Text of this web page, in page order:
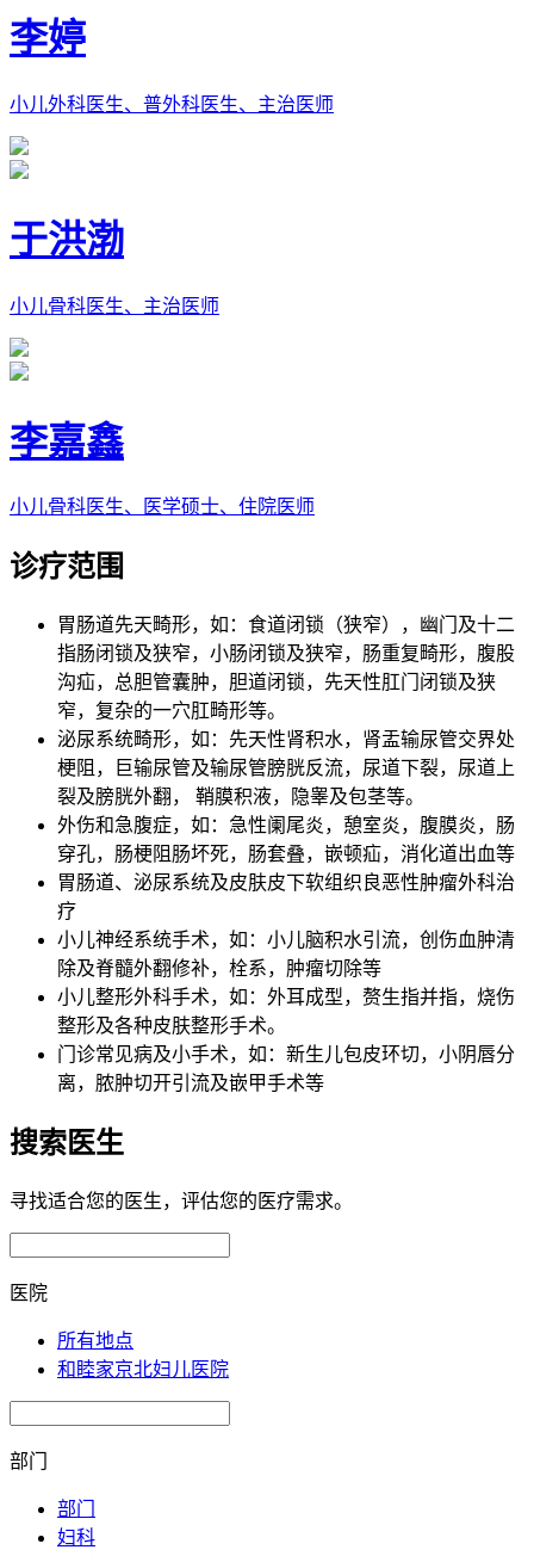
李婷
小儿外科医生、普外科医生、主治医师
于洪渤
小儿骨科医生、主治医师
李嘉鑫
小儿骨科医生、医学硕士、住院医师
诊疗范围
胃肠道先天畸形，如：食道闭锁（狭窄），幽门及十二
指肠闭锁及狭窄，小肠闭锁及狭窄，肠重复畸形，腹股
沟疝，总胆管囊肿，胆道闭锁，先天性肛门闭锁及狭
窄，复杂的一穴肛畸形等。
泌尿系统畸形，如：先天性肾积水，肾盂输尿管交界处
梗阻，巨输尿管及输尿管膀胱反流，尿道下裂，尿道上
裂及膀胱外翻， 鞘膜积液，隐睾及包茎等。
外伤和急腹症，如：急性阑尾炎，憩室炎，腹膜炎，肠
穿孔，肠梗阻肠坏死，肠套叠，嵌顿疝，消化道出血等
胃肠道、泌尿系统及皮肤皮下软组织良恶性肿瘤外科治
疗
小儿神经系统手术，如：小儿脑积水引流，创伤血肿清
除及脊髓外翻修补，栓系，肿瘤切除等
小儿整形外科手术，如：外耳成型，赘生指并指，烧伤
整形及各种皮肤整形手术。
门诊常见病及小手术，如：新生儿包皮环切，小阴唇分
离，脓肿切开引流及嵌甲手术等
搜索医生
寻找适合您的医生，评估您的医疗需求。
医院
所有地点
和睦家京北妇儿医院
部门
部门
妇科